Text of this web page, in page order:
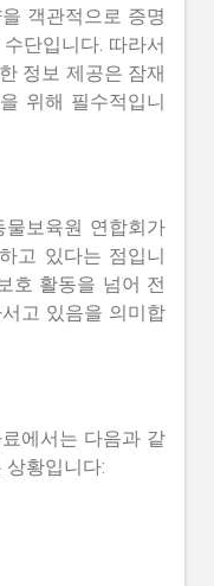
객관적으로 증명
단입니다. 따라서
정보 제공은 잠재
위해 필수적입니
보육원 연합회가
고 있다는 점입니
호 활동을 넘어 전
고 있음을 의미합
에서는 다음과 같
상황입니다: